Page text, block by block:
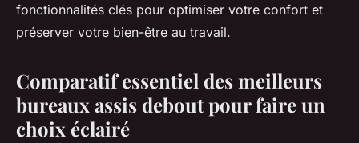
fonctionnalités clés pour optimiser votre confort et
préserver votre bien-être au travail.
Comparatif essentiel des meilleurs
bureaux assis debout pour faire un
choix éclairé